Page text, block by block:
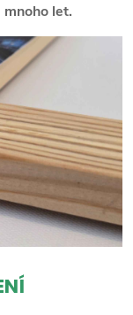
let.